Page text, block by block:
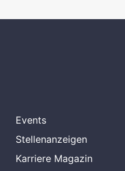
Events
Stellenanzeigen
Karriere Magazin